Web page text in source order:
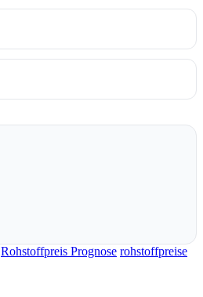
Rohstoffpreis Prognose rohstoffpreise